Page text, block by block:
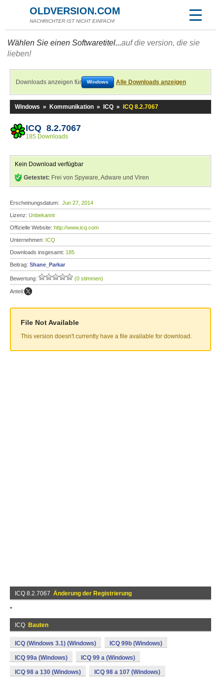
OLDVERSION.COM
NACHRICHTER IST NICHT EINFACH!
Wählen Sie einen Softwaretitel...auf die version, die sie
lieben!
Downloads anzeigen für Windows Alle Downloads anzeigen
Windows » Kommunikation » ICQ » ICQ 8.2.7067
ICQ 8.2.7067
185 Downloads
Kein Download verfügbar
Getestet: Frei von Spyware, Adware und Viren
Erscheinungsdatum: Jun 27, 2014
Lizenz: Unbekannt
Offizielle Website: http://www.icq.com
Unternehmen: ICQ
Downloads insgesamt: 185
Beitrag: Shane_Parkar
Bewertung: (0 stimmen)
Anteil:
File Not Available
This version doesn't currently have a file available for download.
ICQ 8.2.7067 Änderung der Registrierung
*
ICQ Bauten
ICQ (Windows 3.1) (Windows) ICQ 99b (Windows)
ICQ 99a (Windows) ICQ 99 a (Windows)
ICQ 98 a 130 (Windows) ICQ 98 a 107 (Windows)